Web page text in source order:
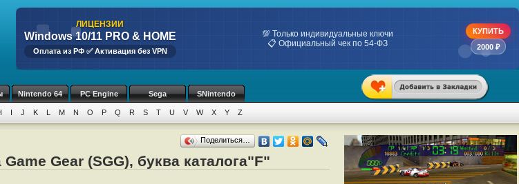
ЛИЦЕНЗИИ
Windows 10/11 PRO & HOME
Оплата из РФ ✅ Активация без VPN
💯 Только индивидуальные ключи
📋 Официальный чек по 54-ФЗ
КУПИТЬ
2000 ₽
Nintendo 64 PC Engine Sega SNintendo
I J K L M N O P Q R S T U V W X Y Z
Поделиться…
Gear (SGG), буква каталога"F"